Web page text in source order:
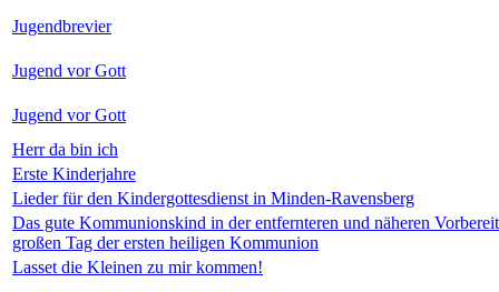
Jugendbrevier
Jugend vor Gott
Jugend vor Gott
Herr da bin ich
Erste Kinderjahre
Lieder für den Kindergottesdienst in Minden-Ravensberg
Das gute Kommunionskind in der entfernteren und näheren
großen Tag der ersten heiligen Kommunion
Lasset die Kleinen zu mir kommen!